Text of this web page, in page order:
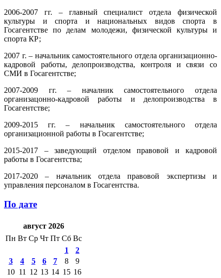
2006-2007 гг. – главный специалист отдела физической
культуры и спорта и национальных видов спорта в
Госагентстве по делам молодежи, физической культуры и
спорта КР;
2007 г. – начальник самостоятельного отдела организационно-
кадровой работы, делопроизводства, контроля и связи со
СМИ в Госагентстве;
2007-2009 гг. – началник самостоятельного отдела
организацонно-кадровой работы и делопроизводства в
Госагентстве;
2009-2015 гг. – начальник самостоятельного отдела
организационной работы в Госагентстве;
2015-2017 – заведующий отделом правовой и кадровой
работы в Госагентства;
2017-2020 – начальник отдела правовой экспертизы и
управления персоналом в Госагентства.
По дате
август 2026
Пн Вт Ср Чт Пт Сб Вс
1
2
3
4 5 6 7 8
9
10 11 12 13 14 15 16